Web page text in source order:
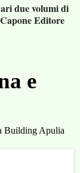
due volumi di
Editore
e
Building Apulia